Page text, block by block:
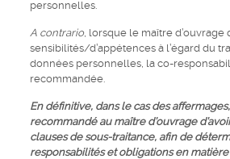
personnelles.
A contrario, lorsque le maître d’ouvrage
sensibilités/d’appétences à l’égard du
données personnelles, la co-
recommandée.
En définitive, dans le cas des
recommandé au maître d’ouvrage
clauses de sous-traitance, afin de
responsabilités et obligations en